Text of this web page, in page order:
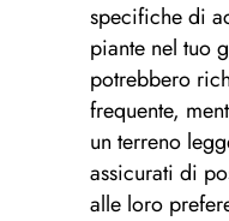
specifiche di
piante nel tuo
potrebbero
frequente,
un terreno
assicurati di
alle loro